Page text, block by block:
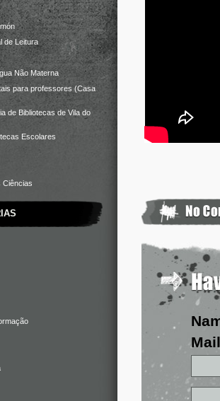
de Leitura
Não Materna
para professores (Casa
de Bibliotecas de Vila do
Escolares
Ciências